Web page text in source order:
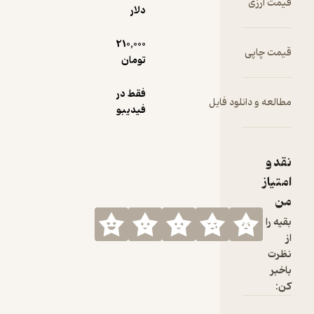
دلار
قیمت چاپی
210,000
تومان
مطالعه و دانلود فایل
فقط در
فیدیبو
نقد و
امتیاز
من
بقیه را
نظرت
باخبر
کن: